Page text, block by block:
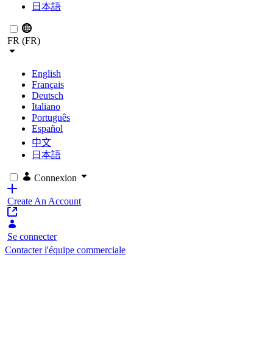
日本語
FR (FR)
English
Français
Deutsch
Italiano
Português
Español
中文
日本語
Connexion
Create An Account
Se connecter
Contacter l'équipe commerciale